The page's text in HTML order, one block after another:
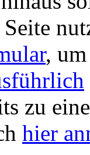
,
zu
hier